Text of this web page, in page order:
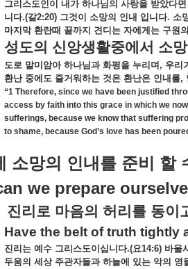
그리스도인이 내가 하나님의 사랑을 받았다면
니다.(갈2:20) 그것이 소망의 인내 입니다. 소
마지막 환란때 끝까지 견디는 자에게는 구원의
성도의 신앙생활중에서 소
도로 말미암아 하나님과 화평을 누리며 , 우리
환난 중에도 즐거워하는 것은 환난은 인내를,
“1 Therefore, since we have been justified
access by faith into this grace in which we
sufferings, because we know that suffering
to shame, because God’s love has been
소망의 인내를 준비 할
we prepare
진리로 마음의 허리를 동이
Have the belt of truth tightly
진리는 예수 그리스도이십니다.(요14:6) 바울
두움의 세상 주관자들과 하늘에 있는 악의 영